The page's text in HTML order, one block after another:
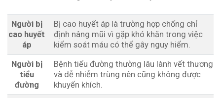
Người bị
cao huyết
áp
Bị cao huyết áp là trường hợp chống chỉ
định nâng mũi vì gặp khó khăn trong việc
kiểm soát máu có thể gây nguy hiểm.
Người bị
tiểu
đường
Bệnh tiểu đường thường lâu lành vết thương
và dễ nhiễm trùng nên cũng không được
khuyến khích.